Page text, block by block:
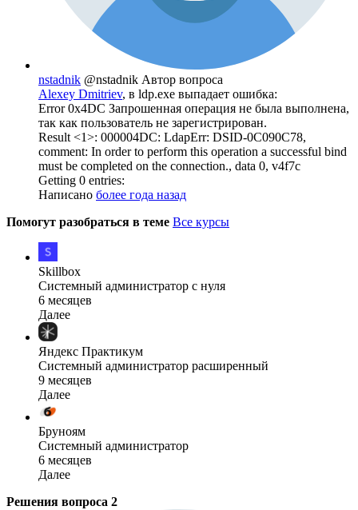
nstadnik @nstadnik Автор вопроса
Alexey Dmitriev, в ldp.exe выпадает ошибка:
Error 0x4DC Запрошенная операция не была выполнена,
так как пользователь не зарегистрирован.
Result <1>: 000004DC: LdapErr: DSID-0C090C78,
comment: In order to perform this operation a successful bind
must be completed on the connection., data 0, v4f7c
Getting 0 entries:
Написано более года назад
Помогут разобраться в теме Все курсы
Skillbox
Системный администратор с нуля
6 месяцев
Далее
Яндекс Практикум
Системный администратор расширенный
9 месяцев
Далее
Бруноям
Системный администратор
6 месяцев
Далее
Решения вопроса 2